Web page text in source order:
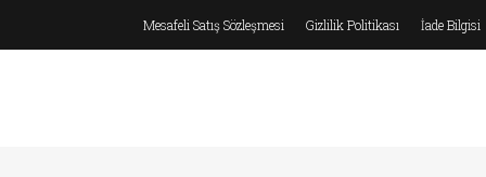
Mesafeli Satış Sözleşmesi Gizlilik Politikası İade Bilgisi